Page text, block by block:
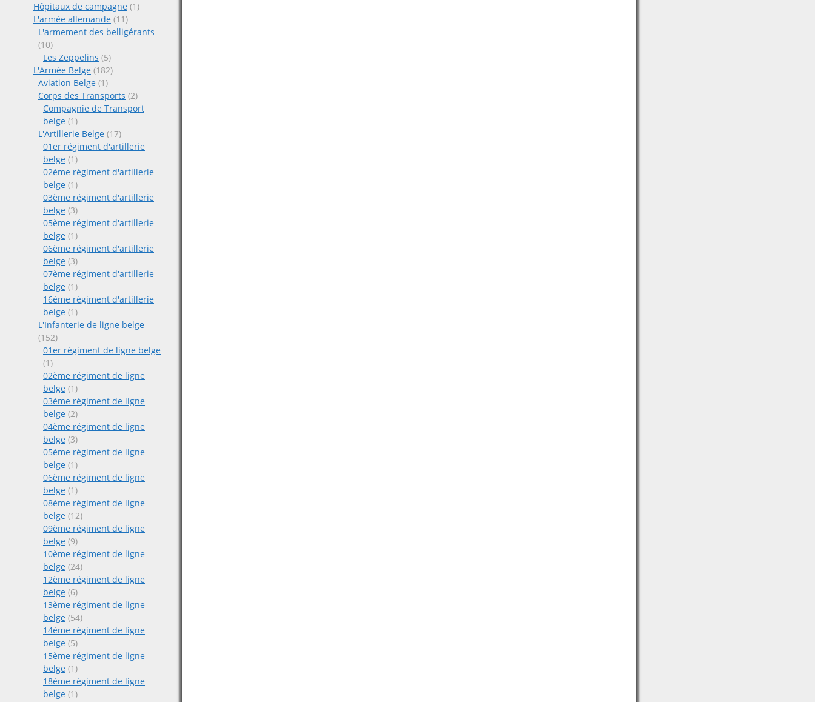
Hôpitaux de campagne (1)
L'armée allemande (11)
L'armement des belligérants
(10)
Les Zeppelins (5)
L'Armée Belge (182)
Aviation Belge (1)
Corps des Transports (2)
Compagnie de Transport
belge (1)
L'Artillerie Belge (17)
01er régiment d'artillerie
belge (1)
02ème régiment d'artillerie
belge (1)
03ème régiment d'artillerie
belge (3)
05ème régiment d'artillerie
belge (1)
06ème régiment d'artillerie
belge (3)
07ème régiment d'artillerie
belge (1)
16ème régiment d'artillerie
belge (1)
L'Infanterie de ligne belge
(152)
01er régiment de ligne belge
(1)
02ème régiment de ligne
belge (1)
03ème régiment de ligne
belge (2)
04ème régiment de ligne
belge (3)
05ème régiment de ligne
belge (1)
06ème régiment de ligne
belge (1)
08ème régiment de ligne
belge (12)
09ème régiment de ligne
belge (9)
10ème régiment de ligne
belge (24)
12ème régiment de ligne
belge (6)
13ème régiment de ligne
belge (54)
14ème régiment de ligne
belge (5)
15ème régiment de ligne
belge (1)
18ème régiment de ligne
belge (1)